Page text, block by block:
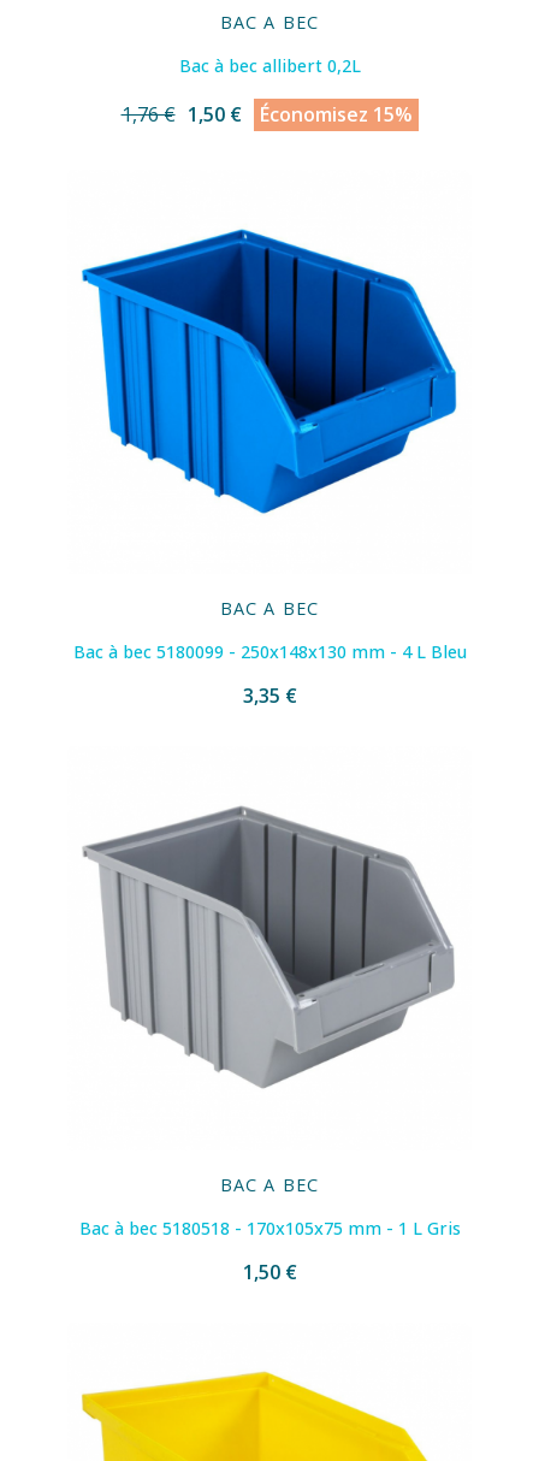
BAC A BEC
Bac à bec allibert 0,2L
1,76 € 1,50 € Économisez 15%
BAC A BEC
Bac à bec 5180099 - 250x148x130 mm - 4 L Bleu
3,35 €
BAC A BEC
Bac à bec 5180518 - 170x105x75 mm - 1 L Gris
1,50 €